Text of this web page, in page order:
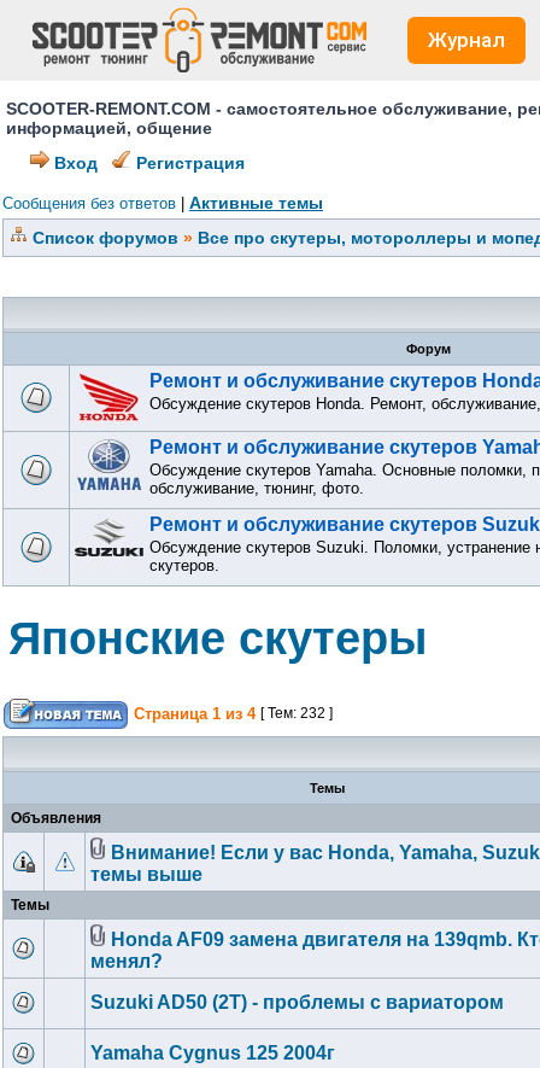
Журнал
SCOOTER-REMONT.COM - самостоятельное
информацией, общение
Вход
Регистрация
Сообщения без ответов
Активные темы
Список форумов » Все про скутеры, мотороллеры и
Форум
Ремонт и обслуживание скутеров
Обсуждение скутеров Honda. Ремонт,
Ремонт и обслуживание скутеров
Обсуждение скутеров Yamaha. Основные поломки,
обслуживание, тюнинг, фото.
Ремонт и обслуживание скутеров
Обсуждение скутеров Suzuki. Поломки, устранение
скутеров.
Японские скутеры
Страница 1 из 4 [ Тем: 232 ]
Темы
Объявления
Внимание! Если у вас Honda, Yamaha,
темы выше
Темы
Honda AF09 замена двигателя на 139qmb.
менял?
Suzuki AD50 (2T) - проблемы с вариатором
Yamaha Cygnus 125 2004г